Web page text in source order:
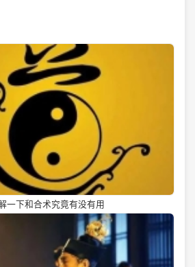
一下和合术究竟有没有用